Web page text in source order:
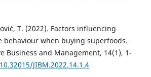
T. (2022). Factors influencing
behaviour when buying superfoods.
Business and Management, 14(1), 1-
JIBM.2022.14.1.4